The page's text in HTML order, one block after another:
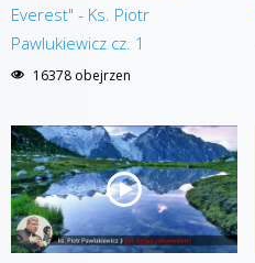
Everest" - Ks. Piotr
Pawlukiewicz cz. 1
16378 obejrzen